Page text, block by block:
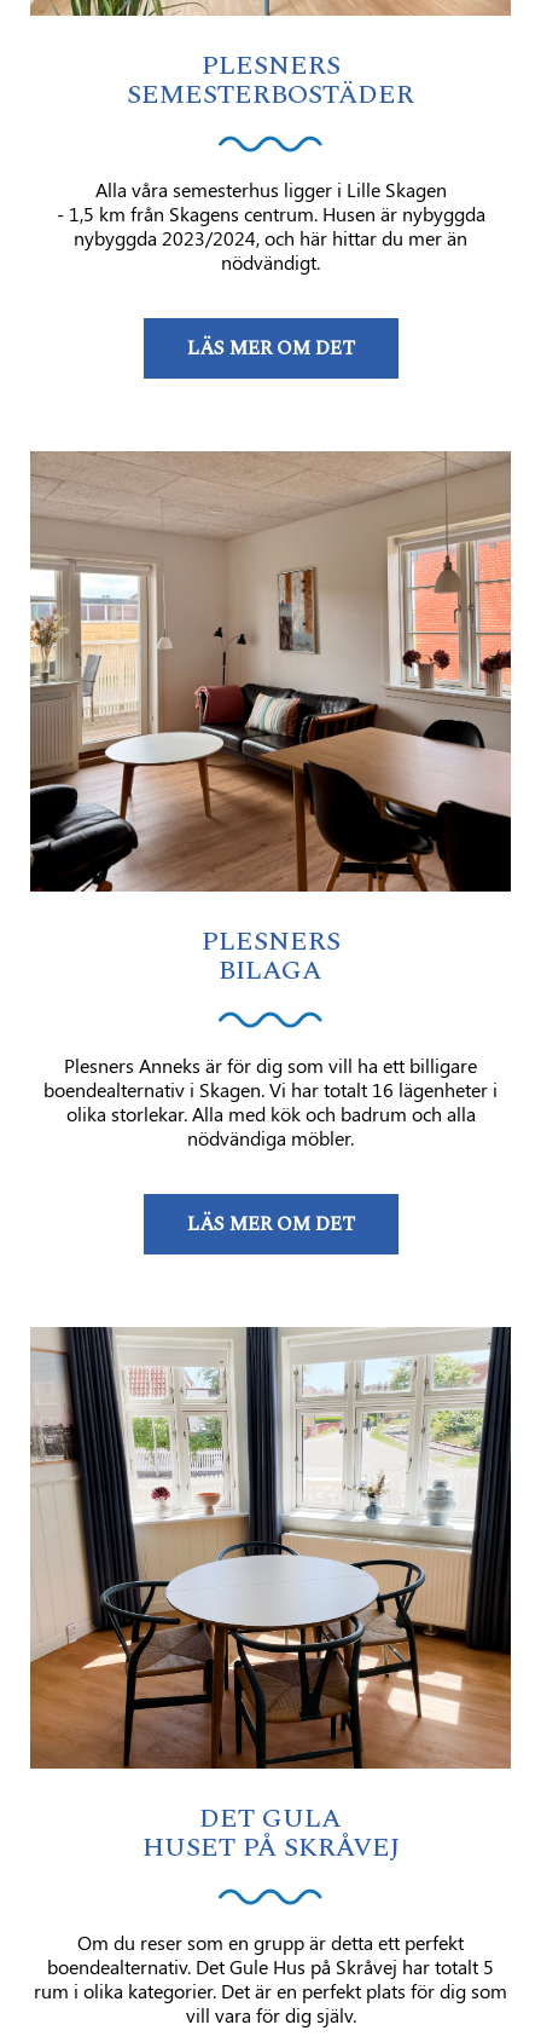
PLESNERS
SEMESTERBOSTÄDER
Alla våra semesterhus ligger i Lille Skagen
- 1,5 km från Skagens centrum. Husen är nybyggda
nybyggda 2023/2024, och här hittar du mer än
nödvändigt.
LÄS MER OM DET
PLESNERS
BILAGA
Plesners Anneks är för dig som vill ha ett billigare
boendealternativ i Skagen. Vi har totalt 16 lägenheter i
olika storlekar. Alla med kök och badrum och alla
nödvändiga möbler.
LÄS MER OM DET
DET GULA
HUSET PÅ SKRÅVEJ
Om du reser som en grupp är detta ett perfekt
boendealternativ. Det Gule Hus på Skråvej har totalt 5
rum i olika kategorier. Det är en perfekt plats för dig som
vill vara för dig själv.